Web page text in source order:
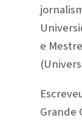
e
Grande